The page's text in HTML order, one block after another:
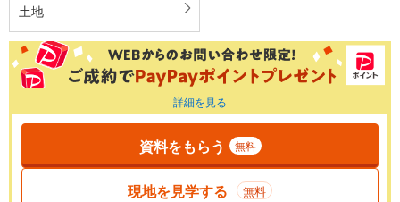
土地
詳細を見る
資料をもらう 無料
現地を見学する 無料